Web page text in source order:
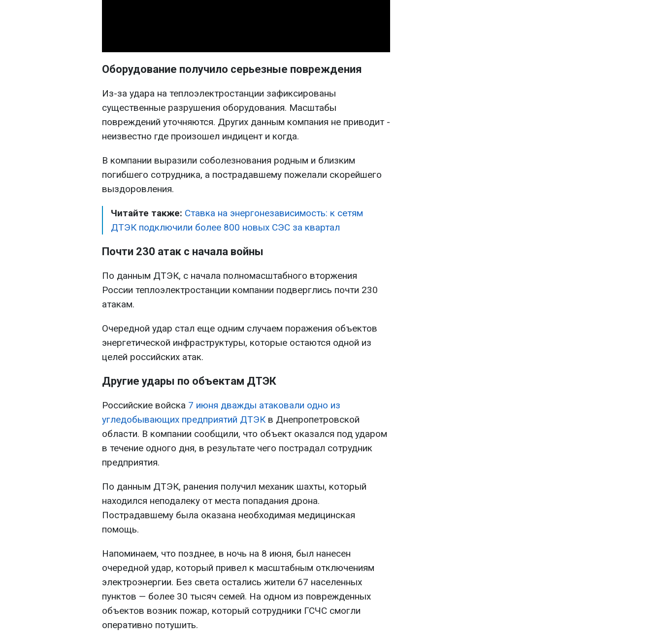
Оборудование получило серьезные повреждения
Из-за удара на теплоэлектростанции зафиксированы
существенные разрушения оборудования. Масштабы
повреждений уточняются. Других данным компания не приводит -
неизвестно где произошел индицент и когда.
В компании выразили соболезнования родным и близким
погибшего сотрудника, а пострадавшему пожелали скорейшего
выздоровления.
Читайте также: Ставка на энергонезависимость: к сетям
ДТЭК подключили более 800 новых СЭС за квартал
Почти 230 атак с начала войны
По данным ДТЭК, с начала полномасштабного вторжения
России теплоэлектростанции компании подверглись почти 230
атакам.
Очередной удар стал еще одним случаем поражения объектов
энергетической инфраструктуры, которые остаются одной из
целей российских атак.
Другие удары по объектам ДТЭК
Российские войска 7 июня дважды атаковали одно из
угледобывающих предприятий ДТЭКв Днепропетровской
области. В компании сообщили, что объект оказался под ударом
в течение одного дня, в результате чего пострадал сотрудник
предприятия.
По данным ДТЭК, ранения получил механик шахты, который
находился неподалеку от места попадания дрона.
Пострадавшему была оказана необходимая медицинская
помощь.
Напоминаем, что позднее, в ночь на 8 июня, был нанесен
очередной удар, который привел к масштабным отключениям
электроэнергии. Без света остались жители 67 населенных
пунктов — более 30 тысяч семей. На одном из поврежденных
объектов возник пожар, который сотрудники ГСЧС смогли
оперативно потушить.